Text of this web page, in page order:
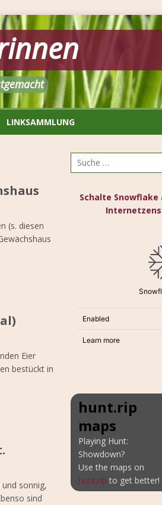
LINKSAMMLUNG
(s. diesen
Eier
bestückt in
sonnig,
sind
Schalte
hunt.rip
maps
Playing Hunt:
Showdown?
Use the maps on
hunt.rip to get better!